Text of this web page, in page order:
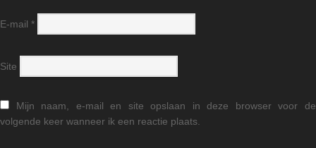
E-mail *
Site
Mijn naam, e-mail en site opslaan in deze browser voor de
volgende keer wanneer ik een reactie plaats.